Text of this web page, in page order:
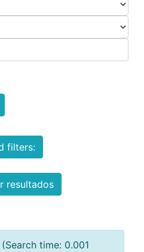
filters:
resultados
time: 0.001